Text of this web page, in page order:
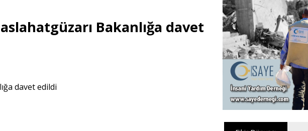
Bakanlığa davet